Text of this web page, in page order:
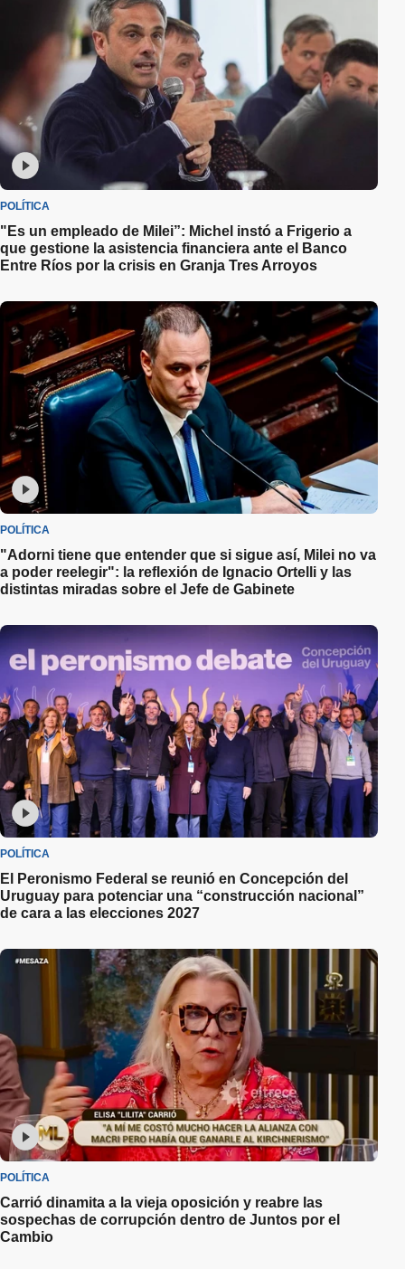
POLÍTICA
"Es un empleado de Milei”: Michel instó a Frigerio a
que gestione la asistencia financiera ante el Banco
Entre Ríos por la crisis en Granja Tres Arroyos
POLÍTICA
"Adorni tiene que entender que si sigue así, Milei no va
a poder reelegir": la reflexión de Ignacio Ortelli y las
distintas miradas sobre el Jefe de Gabinete
POLÍTICA
El Peronismo Federal se reunió en Concepción del
Uruguay para potenciar una “construcción nacional”
de cara a las elecciones 2027
POLÍTICA
Carrió dinamita a la vieja oposición y reabre las
sospechas de corrupción dentro de Juntos por el
Cambio